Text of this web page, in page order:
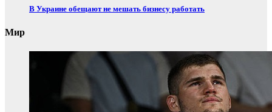
В Украине обещают не мешать бизнесу работать
Мир